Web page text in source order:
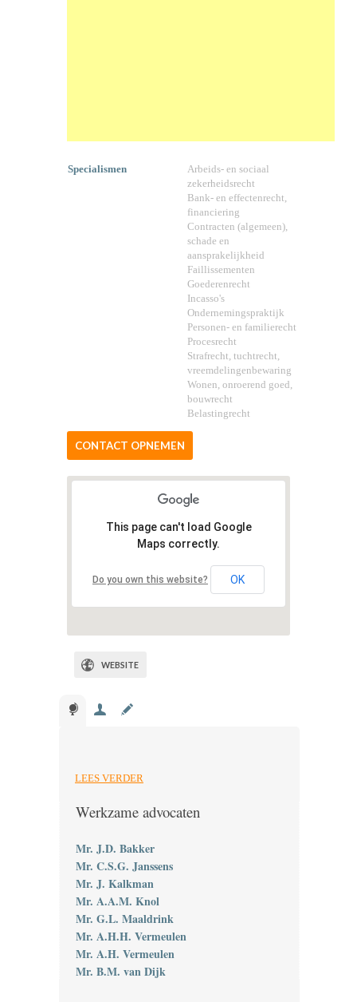
Specialismen
Arbeids- en sociaal
zekerheidsrecht
Bank- en effectenrecht,
financiering
Contracten (algemeen),
schade en
aansprakelijkheid
Faillissementen
Goederenrecht
Incasso's
Ondernemingspraktijk
Personen- en familierecht
Procesrecht
Strafrecht, tuchtrecht,
vreemdelingenbewaring
Wonen, onroerend goed,
bouwrecht
Belastingrecht
CONTACT OPNEMEN
This page can't load Google
Maps correctly.
Do you own this website? OK
WEBSITE
LEES VERDER
Werkzame advocaten
Mr. J.D. Bakker
Mr. C.S.G. Janssens
Mr. J. Kalkman
Mr. A.A.M. Knol
Mr. G.L. Maaldrink
Mr. A.H.H. Vermeulen
Mr. A.H. Vermeulen
Mr. B.M. van Dijk